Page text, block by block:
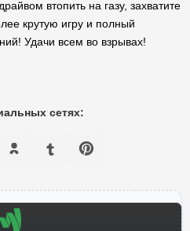
втопить на газу, захватите
крутую игру и полный
Удачи всем во взрывах!
сетях: